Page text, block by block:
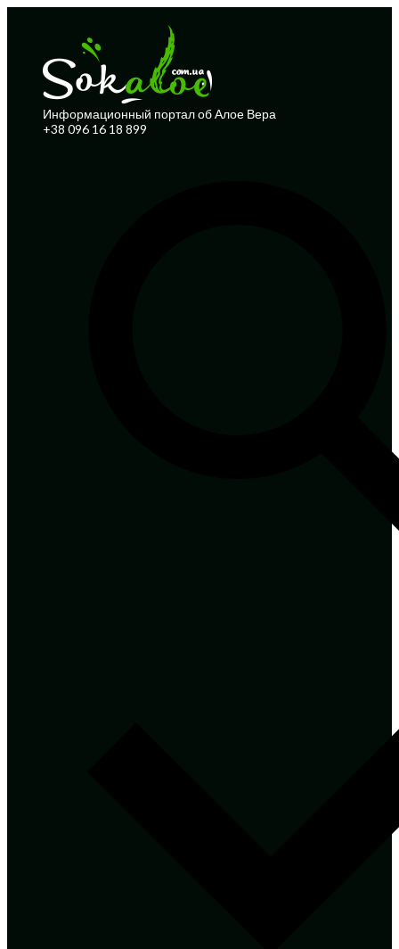
Информационный портал об Алое Вера
+38 096 16 18 899